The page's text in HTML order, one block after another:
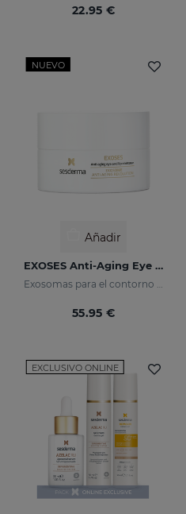
22.95 €
NUEVO
Añadir
EXOSES Anti-Aging Eye And Lip Contour
55.95 €
EXCLUSIVO ONLINE